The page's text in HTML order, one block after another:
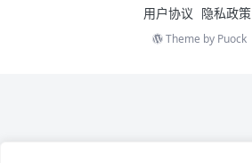
用户协议 隐私政策
Theme by Puock